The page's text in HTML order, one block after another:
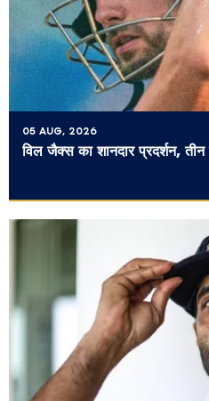
05 AUG, 2026
विल जैक्स का शानदार प्रदर्शन,